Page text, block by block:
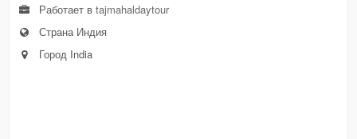
Работает вtajmahaldaytour
Страна Индия
Город India